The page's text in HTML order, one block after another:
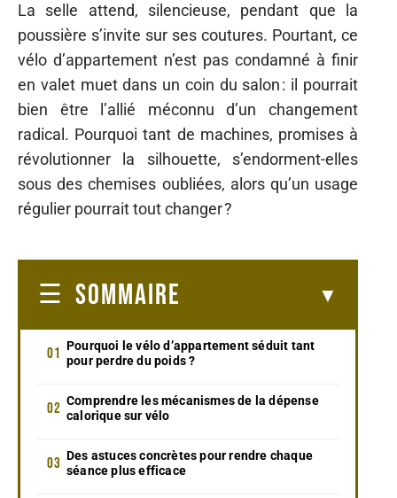
La selle attend, silencieuse, pendant que la
poussière s’invite sur ses coutures. Pourtant, ce
vélo d’appartement n’est pas condamné à finir
en valet muet dans un coin du salon : il pourrait
bien être l’allié méconnu d’un changement
radical. Pourquoi tant de machines, promises à
révolutionner la silhouette, s’endorment-elles
sous des chemises oubliées, alors qu’un usage
régulier pourrait tout changer ?
SOMMAIRE
Pourquoi le vélo d’appartement séduit tant
pour perdre du poids ?
Comprendre les mécanismes de la dépense
calorique sur vélo
Des astuces concrètes pour rendre chaque
séance plus efficace